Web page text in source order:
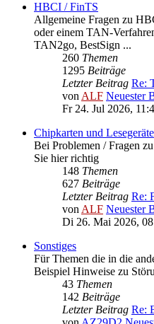
HBCI / FinTS
Allgemeine Fragen zu
oder einem TAN-
TAN2go, BestSign ...
260 Themen
1295 Beiträge
Letzter Beitrag Re:
vonALF Neuester
Fr 24. Jul 2026,
Chipkarten und Lesegeräte
Bei Problemen / Fragen
Sie hier richtig
148 Themen
627 Beiträge
Letzter Beitrag Re:
vonALF Neuester
Di 26. Mai 2026,
Sonstiges
Für Themen die in die
Beispiel Hinweise zu
43 Themen
142 Beiträge
Letzter Beitrag Re: